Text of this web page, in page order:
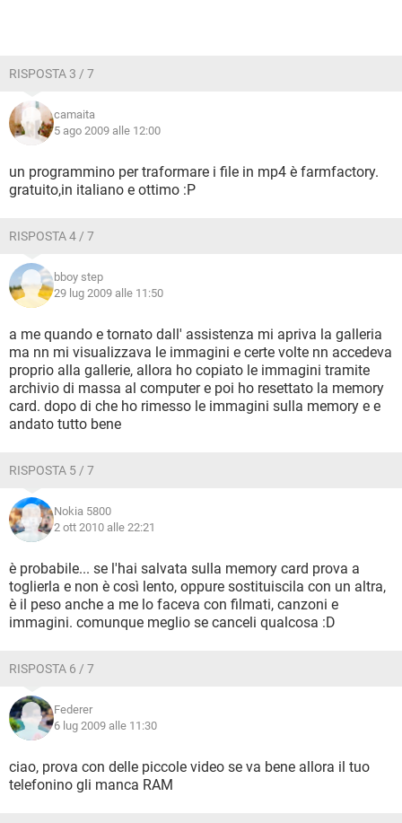
RISPOSTA 3 / 7
camaita
5 ago 2009 alle 12:00
un programmino per traformare i file in mp4 è farmfactory.
gratuito,in italiano e ottimo :P
RISPOSTA 4 / 7
bboy step
29 lug 2009 alle 11:50
a me quando e tornato dall' assistenza mi apriva la galleria
ma nn mi visualizzava le immagini e certe volte nn accedeva
proprio alla gallerie, allora ho copiato le immagini tramite
archivio di massa al computer e poi ho resettato la memory
card. dopo di che ho rimesso le immagini sulla memory e e
andato tutto bene
RISPOSTA 5 / 7
Nokia 5800
2 ott 2010 alle 22:21
è probabile... se l'hai salvata sulla memory card prova a
toglierla e non è così lento, oppure sostituiscila con un altra,
è il peso anche a me lo faceva con filmati, canzoni e
immagini. comunque meglio se canceli qualcosa :D
RISPOSTA 6 / 7
Federer
6 lug 2009 alle 11:30
ciao, prova con delle piccole video se va bene allora il tuo
telefonino gli manca RAM